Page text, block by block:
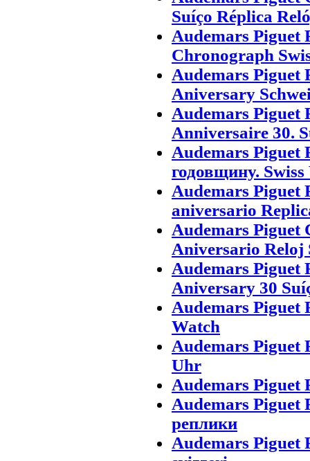
Suíço Réplica
Audemars Piguet
Chronograph
Audemars Piguet
Aniversary
Audemars Piguet
Anniversaire 30.
Audemars Piguet
годовщину. Swiss
Audemars Piguet
aniversario
Audemars Piguet
Aniversario Reloj
Audemars Piguet
Aniversary 30
Audemars Piguet
Watch
Audemars Piguet
Uhr
Audemars Piguet
Audemars Piguet
реплики
Audemars Piguet